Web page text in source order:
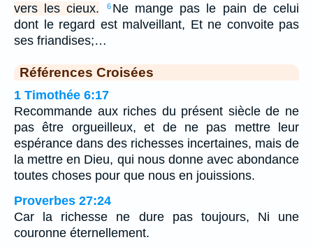
vers les cieux.
6 Ne mange pas le pain de celui
dont le regard est malveillant, Et ne convoite pas
ses friandises;…
Références Croisées
1 Timothée 6:17
Recommande aux riches du présent siècle de ne
pas être orgueilleux, et de ne pas mettre leur
espérance dans des richesses incertaines, mais de
la mettre en Dieu, qui nous donne avec abondance
toutes choses pour que nous en jouissions.
Proverbes 27:24
Car la richesse ne dure pas toujours, Ni une
couronne éternellement.